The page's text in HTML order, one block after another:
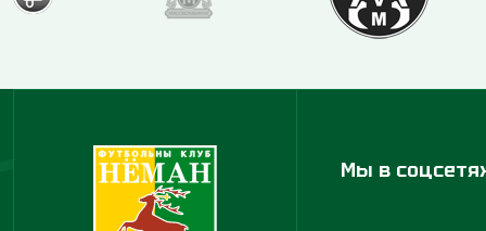
Мы в